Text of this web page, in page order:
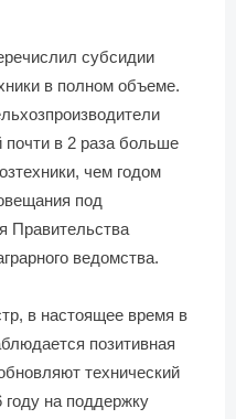
субсидии
в полном объеме.
почти в 2 раза больше
чем годом
под
Правительства
ведомства.
в настоящее время в
позитивная
технический
на поддержку